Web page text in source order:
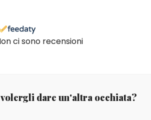
ci sono recensioni
dare un'altra occhiata?